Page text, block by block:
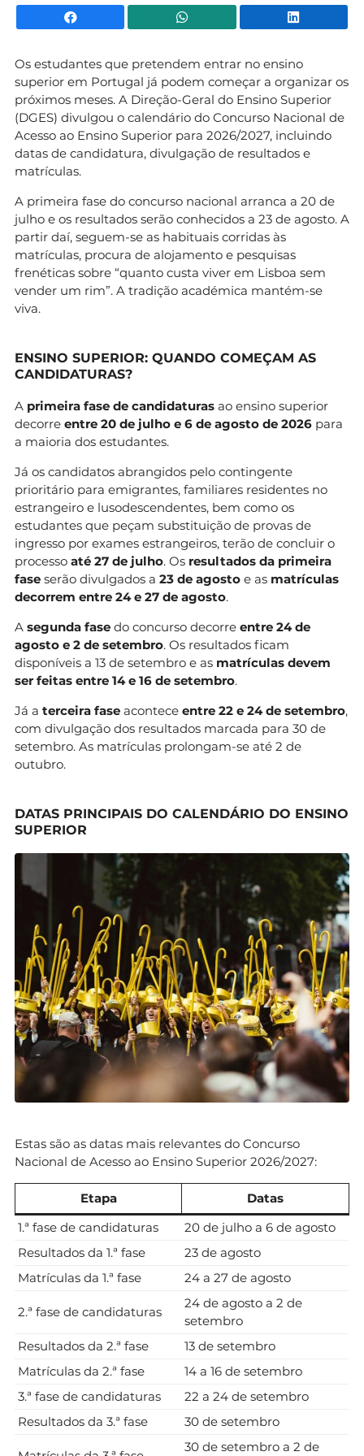
Facebook WhatsApp
Os estudantes que pretendem entrar no ensino
superior em Portugal já podem começar a organizar os
próximos meses. A Direção-Geral do Ensino Superior
(DGES) divulgou o calendário do Concurso Nacional de
Acesso ao Ensino Superior para 2026/2027, incluindo
datas de candidatura, divulgação de resultados e
matrículas.
A primeira fase do concurso nacional arranca a 20 de
julho e os resultados serão conhecidos a 23 de agosto. A
partir daí, seguem-se as habituais corridas às
matrículas, procura de alojamento e pesquisas
frenéticas sobre “quanto custa viver em Lisboa sem
vender um rim”. A tradição académica mantém-se
viva.
ENSINO SUPERIOR: QUANDO COMEÇAM AS
CANDIDATURAS?
A primeira fase de candidaturas ao ensino superior
decorre entre 20 de julho e 6 de agosto de 2026 para
a maioria dos estudantes.
Já os candidatos abrangidos pelo contingente
prioritário para emigrantes, familiares residentes no
estrangeiro e lusodescendentes, bem como os
estudantes que peçam substituição de provas de
ingresso por exames estrangeiros, terão de concluir o
processo até 27 de julho. Os resultados da primeira
fase serão divulgados a 23 de agosto e as matrículas
decorrem entre 24 e 27 de agosto.
A segunda fase do concurso decorre entre 24 de
agosto e 2 de setembro. Os resultados ficam
disponíveis a 13 de setembro e as matrículas devem
ser feitas entre 14 e 16 de setembro.
Já a terceira fase acontece entre 22 e 24 de setembro,
com divulgação dos resultados marcada para 30 de
setembro. As matrículas prolongam-se até 2 de
outubro.
DATAS PRINCIPAIS DO CALENDÁRIO DO ENSINO
SUPERIOR
Estas são as datas mais relevantes do Concurso
Nacional de Acesso ao Ensino Superior 2026/2027:
Etapa
Datas
1.ª fase de candidaturas
20 de julho a 6 de agosto
Resultados da 1.ª fase
23 de agosto
Matrículas da 1.ª fase
24 a 27 de agosto
2.ª fase de candidaturas
24 de agosto a 2 de
setembro
Resultados da 2.ª fase
13 de setembro
Matrículas da 2.ª fase
14 a 16 de setembro
3.ª fase de candidaturas
22 a 24 de setembro
Resultados da 3.ª fase
30 de setembro
30 de setembro a 2 de